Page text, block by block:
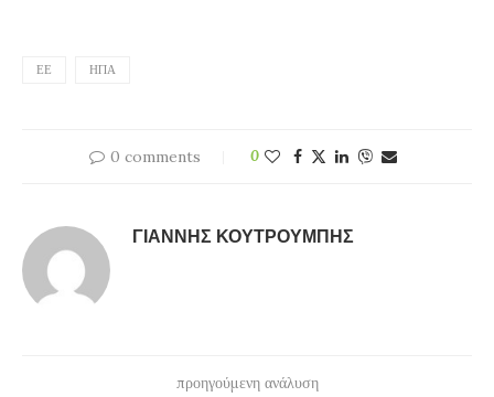
ΕΕ ΗΠΑ
0 comments 0
ΓΙΆΝΝΗΣ ΚΟΥΤΡΟΥΜΠΉΣ
προηγούμενη ανάλυση